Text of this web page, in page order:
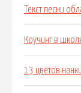
Текст песни
Коучинг в
13 цветов